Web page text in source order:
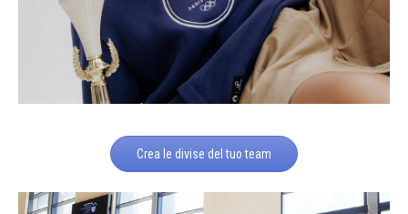
Crea le divise del tuo team